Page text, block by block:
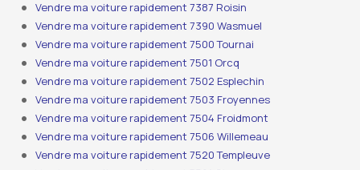
Vendre ma voiture rapidement 7387 Roisin
Vendre ma voiture rapidement 7390 Wasmuel
Vendre ma voiture rapidement 7500 Tournai
Vendre ma voiture rapidement 7501 Orcq
Vendre ma voiture rapidement 7502 Esplechin
Vendre ma voiture rapidement 7503 Froyennes
Vendre ma voiture rapidement 7504 Froidmont
Vendre ma voiture rapidement 7506 Willemeau
Vendre ma voiture rapidement 7520 Templeuve